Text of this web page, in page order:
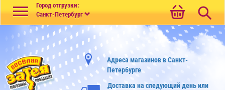
Город отгрузки:
Санкт-Петербург
Адреса магазинов в Санкт-
Петербурге
Доставка на следующий день или